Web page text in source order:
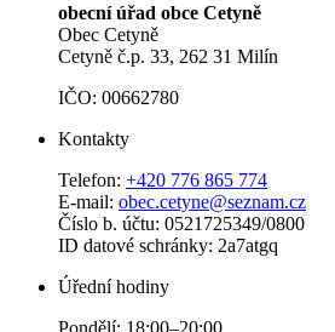
obecní úřad obce Cetyně
Obec Cetyně
Cetyně č.p. 33, 262 31 Milín
IČO: 00662780
Kontakty
Telefon: +420 776 865 774
E-mail: obec.cetyne@seznam.cz
Číslo b. účtu: 0521725349/0800
ID datové schránky: 2a7atgq
Úřední hodiny
Pondělí: 18:00–20:00